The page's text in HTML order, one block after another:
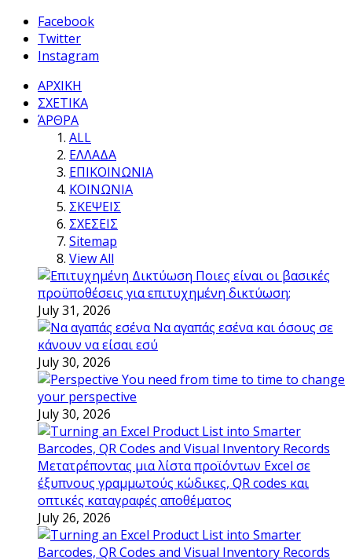
Facebook
Twitter
Instagram
ΑΡΧΙΚΗ
ΣΧΕΤΙΚΑ
ΆΡΘΡΑ
ALL
ΕΛΛΑΔΑ
ΕΠΙΚΟΙΝΩΝΙΑ
ΚΟΙΝΩΝΙΑ
ΣΚΕΨΕΙΣ
ΣΧΕΣΕΙΣ
Sitemap
View All
Ποιες είναι οι βασικές
προϋποθέσεις για επιτυχημένη δικτύωση;
July 31, 2026
Να αγαπάς εσένα και όσους σε
κάνουν να είσαι εσύ
July 30, 2026
You need from time to time to change
your perspective
July 30, 2026
Μετατρέποντας μια λίστα προϊόντων Excel σε
έξυπνους γραμμωτούς κώδικες, QR codes και
οπτικές καταγραφές αποθέματος
July 26, 2026